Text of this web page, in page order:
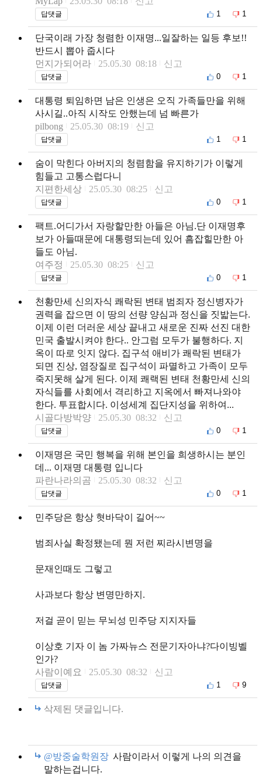
답댓글 1 1
단국이래 가장 청렴한 이재명...일잘하는 일등 후보!!
반드시 뽑아 줍시다
먼지가되어라
25.05.30 08:18 신고
답댓글 0 1
대통령 퇴임하면 남은 인생은 오직 가족들만을 위해
사시길..아직 시작도 안했는데 넘 빠른가
pilbong
25.05.30 08:19 신고
답댓글 1 1
숨이 막힌다 아버지의 청렴함을 유지하기가 이렇게
힘들고 고통스럽다니
지편한세상
25.05.30 08:25 신고
답댓글 0 1
팩트.어디가서 자랑할만한 아들은 아님.단 이재명후
보가 아들때문에 대통령되는데 있어 흠잡힐만한 아
들도 아님.
여주정
25.05.30 08:25 신고
답댓글 0 1
천황만세 신의자식 쾌락된 변태 범죄자 정신병자가
권력을 잡으면 이 땅의 선량 양심과 정신을 짓밟는다.
이제 이런 더러운 세상 끝내고 새로운 진짜 선진 대한
민국 출발시켜야 한다.. 안그럼 모두가 불행하다. 지
옥이 따로 잇지 않다. 집구석 애비가 쾌락된 변태가
되면 진상, 염장질로 집구석이 파멸하고 가족이 모두
죽지못해 살게 된다. 이제 쾌랙된 변태 천황만세 신의
자식들를 사회에서 격리하고 지옥에서 빠져나와야
한다. 투표합시다. 이성세계 집단지성을 위하여...
시골다방박양
25.05.30 08:32 신고
답댓글 0 1
이재명은 국민 행복을 위해 본인을 희생하시는 분인
데... 이재명 대통령 입니다
파란나라의곰
25.05.30 08:32 신고
답댓글 0 1
민주당은 항상 혓바닥이 길어~~
범죄사실 확정됐는데 뭔 저런 찌라시변명을
문재인때도 그렇고
사과보다 항상 변명만하지.
저걸 곧이 믿는 무뇌성 민주당 지지자들
이상호 기자 이 놈 가짜뉴스 전문기자아냐?다이빙벨
인가?
사람이예요
25.05.30 08:32 신고
답댓글 1 9
삭제된 댓글입니다.
@방중술학원장 사람이라서 이렇게 나의 의견을
말하는겁니다.